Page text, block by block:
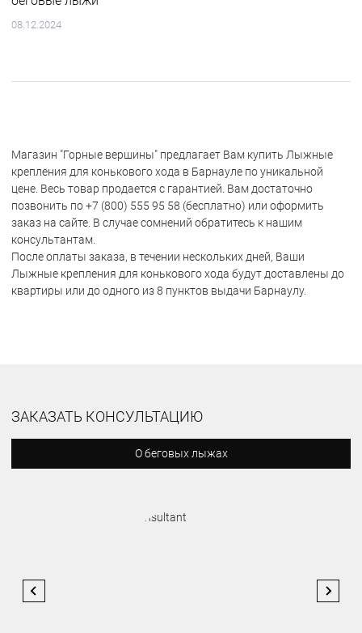
08.12.2024
Магазин "Горные вершины" предлагает Вам купить Лыжные
крепления для конькового хода в Барнауле по уникальной
цене. Весь товар продается с гарантией. Вам достаточно
позвонить по +7 (800) 555 95 58 (бесплатно) или оформить
заказ на сайте. В случае сомнений обратитесь к нашим
консультантам.
После оплаты заказа, в течении нескольких дней, Ваши
Лыжные крепления для конькового хода будут доставлены до
квартиры или до одного из 8 пунктов выдачи Барнаулу.
ЗАКАЗАТЬ КОНСУЛЬТАЦИЮ
О беговых лыжах